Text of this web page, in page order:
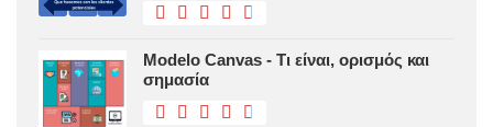
Modelo Canvas - Τι είναι, ορισμός και
σημασία